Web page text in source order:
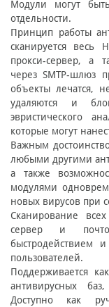
Модули могут
отдельности.
Принцип работы
сканируется весь
прокси-сервер, а
через SMTP-шлюз
объекты лечатся,
удаляются и
эвристического
которые могут
Важным
любыми другими
а также
модулями
новых вирусов при
Сканирование
сервер и
быстродействием
пользователей.
Поддерживается
антивирусных
Доступно как